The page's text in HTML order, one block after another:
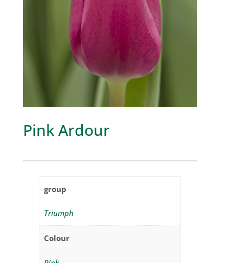
Pink Ardour
group
Triumph
Colour